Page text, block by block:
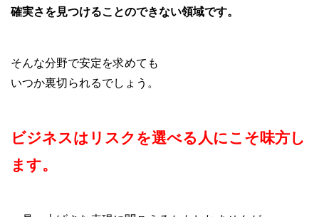
確実さを見つけることのできない領域です。
そんな分野で安定を求めても
いつか裏切られるでしょう。
ビジネスはリスクを選べる人にこそ味方し
ます。